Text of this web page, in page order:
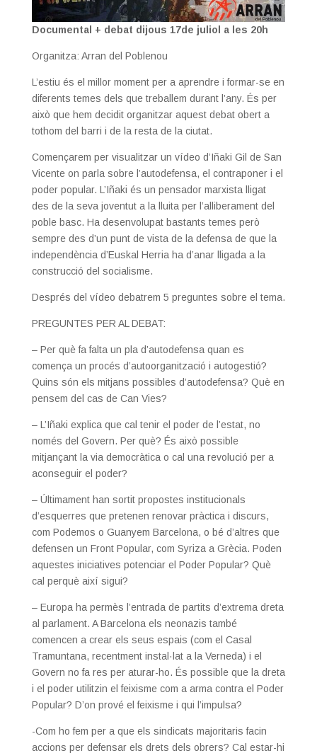
Documental + debat dijous 17de juliol a les 20h
Organitza: Arran del Poblenou
L’estiu és el millor moment per a aprendre i formar-se en
diferents temes dels que treballem durant l’any. És per
això que hem decidit organitzar aquest debat obert a
tothom del barri i de la resta de la ciutat.
Començarem per visualitzar un vídeo d’Iñaki Gil de San
Vicente on parla sobre l’autodefensa, el contraponeri el
poder popular. L’Iñaki és un pensador marxista lligat
des de la seva joventut a la lluita per l’alliberament del
poble basc. Ha desenvolupat bastants temes però
sempre des d’un punt de vista de la defensa de que la
independència d’Euskal Herria ha d’anar lligada a la
construcció del socialisme.
Després del vídeo debatrem 5 preguntes sobre el tema.
PREGUNTES PER AL DEBAT:
– Per què fa falta un pla d’autodefensa quan es
comença un procés d’autoorganització i autogestió?
Quins són els mitjans possibles d’autodefensa? Què en
pensem del cas de Can Vies?
– L’Iñaki explica que cal tenir el poder de l’estat, no
només del Govern. Per què? És això possible
mitjançant la via democràtica o cal una revolució per a
aconseguir el poder?
– Últimament han sortit propostes institucionals
d’esquerres que pretenen renovar pràctica i discurs,
com Podemos o Guanyem Barcelona, o bé d’altres que
defensen un Front Popular, com Syriza a Grècia. Poden
aquestes iniciatives potenciar el Poder Popular? Què
cal perquè així sigui?
– Europa ha permès l’entrada de partits d’extrema dreta
al parlament. A Barcelona els neonazis també
comencen a crear els seus espais (com el Casal
Tramuntana, recentment instal·lat a la Verneda) i el
Govern no fa res per aturar-ho. És possible que la dreta
i el poder utilitzin el feixisme com a arma contra el Poder
Popular? D’on prové el feixisme i qui l’impulsa?
-Com ho fem per a que els sindicats majoritaris facin
accions per defensar els drets dels obrers? Cal estar-hi